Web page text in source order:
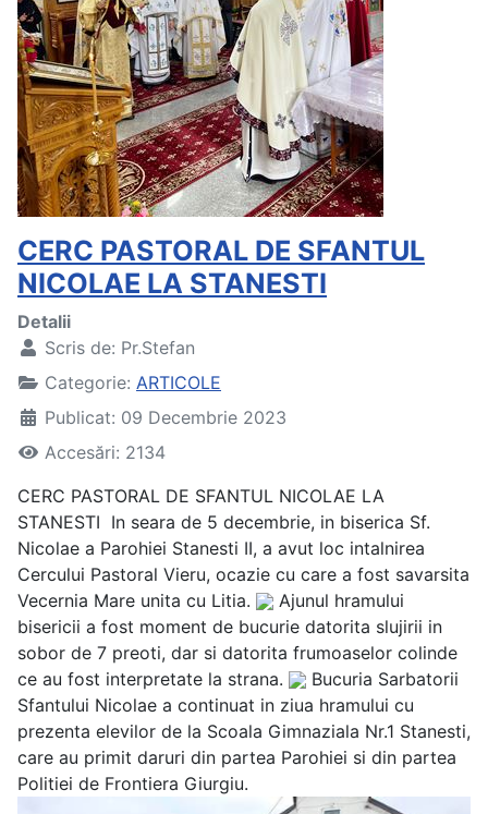
CERC PASTORAL DE SFANTUL
NICOLAE LA STANESTI
Detalii
Scris de: Pr.Stefan
Categorie: ARTICOLE
Publicat: 09 Decembrie 2023
Accesări: 2134
CERC PASTORAL DE SFANTUL NICOLAE LA
STANESTI In seara de 5 decembrie, in biserica Sf.
Nicolae a Parohiei Stanesti II, a avut loc intalnirea
Cercului Pastoral Vieru, ocazie cu care a fost savarsita
Vecernia Mare unita cu Litia.
Ajunul hramului
bisericii a fost moment de bucurie datorita slujirii in
sobor de 7 preoti, dar si datorita frumoaselor colinde
ce au fost interpretate la strana.
Bucuria Sarbatorii
Sfantului Nicolae a continuat in ziua hramului cu
prezenta elevilor de la Scoala Gimnaziala Nr.1 Stanesti,
care au primit daruri din partea Parohiei si din partea
Politiei de Frontiera Giurgiu.